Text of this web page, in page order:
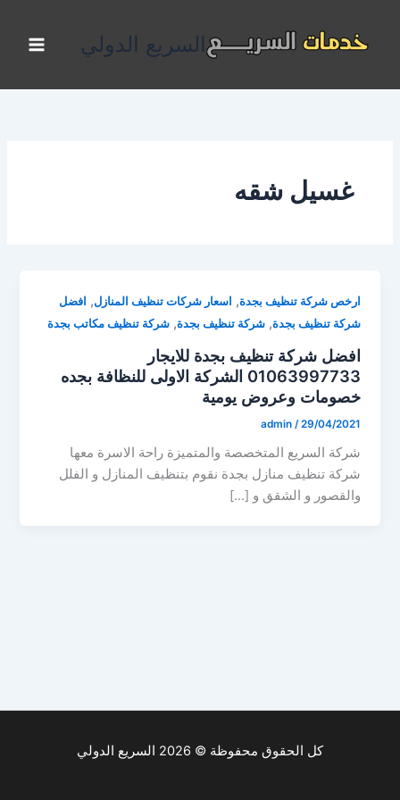
المحتوى
السريع الدولي
غسيل شقه
ارخص شركة تنظيف بجدة, اسعار شركات تنظيف المنازل, افضل
شركة تنظيف بجدة,شركة تنظيف بجدة,شركة تنظيف مكاتب بجدة
افضل شركة تنظيف بجدة للايجار
01063997733 الشركة الاولى للنظافة بجده
خصومات وعروض يومية
admin /29/04/2021
شركة السريع المتخصصة والمتميزة راحة الاسرة معها
شركة تنظيف منازل بجدة نقوم بتنظيف المنازل و الفلل
والقصور و الشقق و […]
كل الحقوق محفوظة © 2026 السريع الدولي